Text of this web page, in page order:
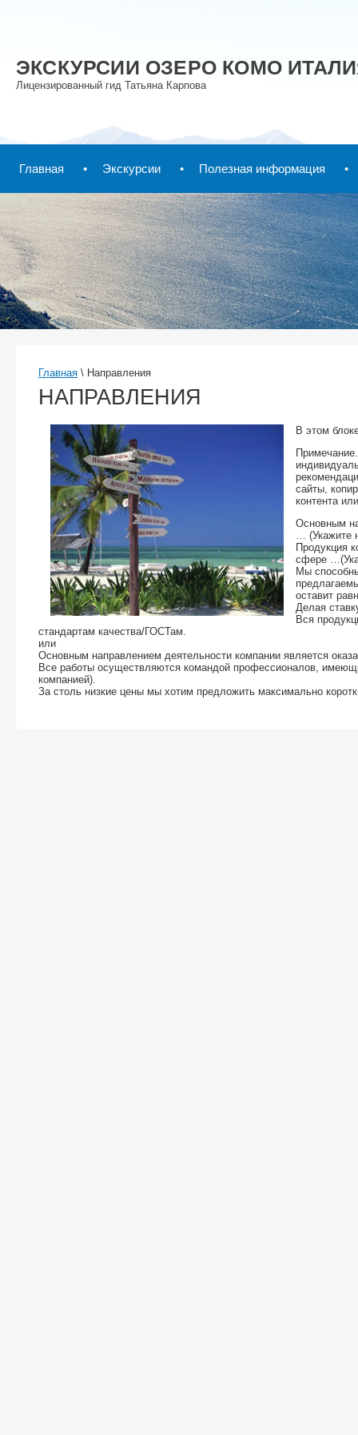
ЭКСКУРСИИ ОЗЕРО КОМО
Лицензированный гид Татьяна Карпова
Главная Экскурсии Полезная информация
Главная \ Направления
НАПРАВЛЕНИЯ
В этом
сайты,
контента
Основным
… (Укажите
Продукция
сфере
Мы
оставит
Делая
Вся
стандартам качества/ГОСТам.
или
Основным направлением деятельности компании является
Все работы осуществляются командой профессионалов,
компанией).
За столь низкие цены мы хотим предложить максимально